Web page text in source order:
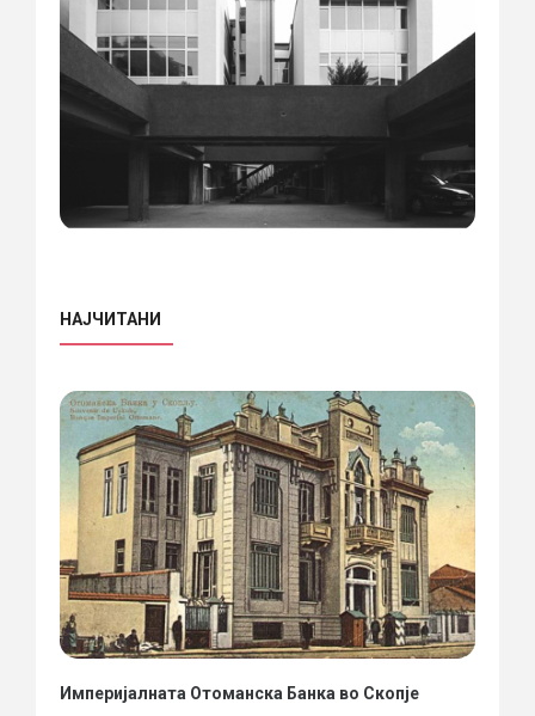
НАЈЧИТАНИ
Империјалната Отоманска Банка во Скопје